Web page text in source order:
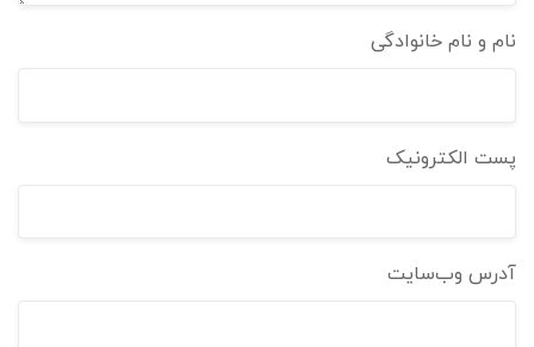
نام و نام خانوادگی
پست الکترونیک
آدرس وب‌سایت